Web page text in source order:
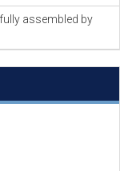
assembled by